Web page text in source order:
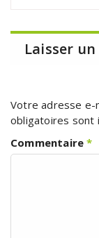
Laisser
Votre adresse e-
obligatoires sont
Commentaire*